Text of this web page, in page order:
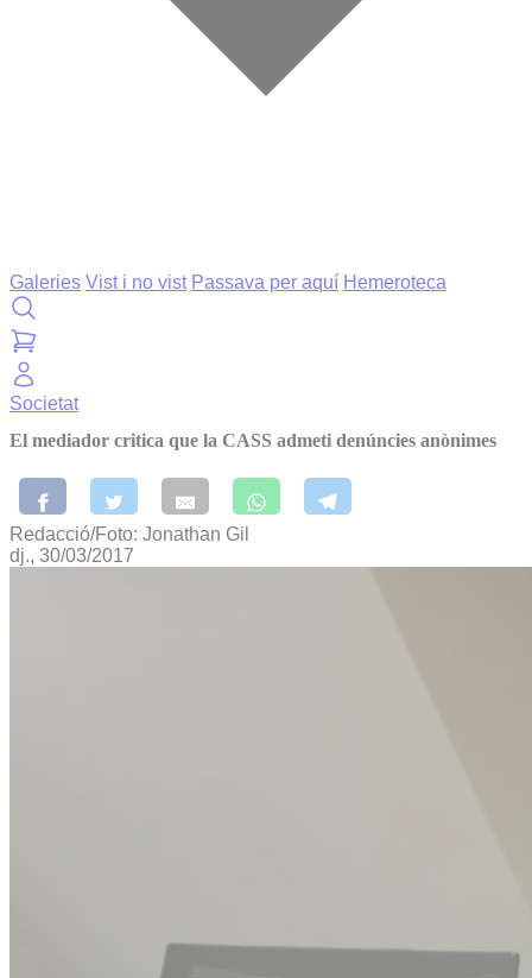
Galeries Vist i no vist Passava per aquí Hemeroteca
Societat
El mediador critica que la CASS admeti denúncies anònimes
Redacció/Foto: Jonathan Gil
dj., 30/03/2017